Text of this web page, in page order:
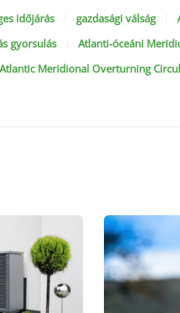
időjárás gazdasági válság
gyorsulás
Atlanti-óceáni
Atlantic Meridional Overturning